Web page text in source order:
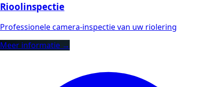
Rioolinspectie
Professionele camera-inspectie van uw riolering
Meer informatie →